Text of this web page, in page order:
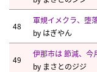
48
軍規イメクラ、堕
by はぎやん
49
伊那市は 節減、今
by まさとのジジ